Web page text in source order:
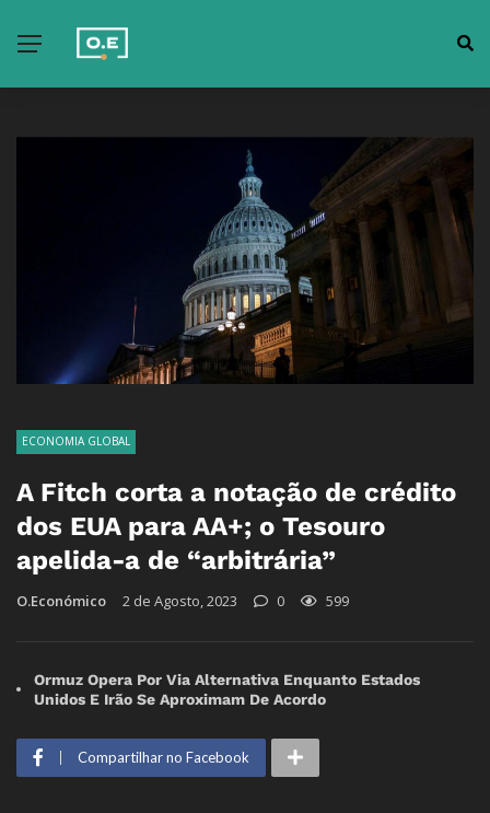
ECONOMIA GLOBAL
A Fitch corta a notação de crédito
dos EUA para AA+; o Tesouro
apelida-a de “arbitrária”
O.Económico 2 de Agosto, 2023 0 599
Ormuz Opera Por Via Alternativa Enquanto Estados
Unidos E Irão Se Aproximam De Acordo
Compartilhar no Facebook